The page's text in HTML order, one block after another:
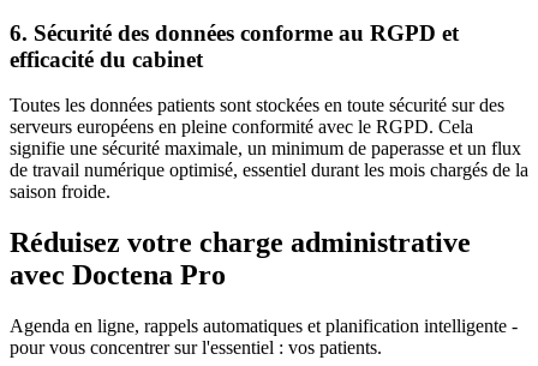
6. Sécurité des données conforme au RGPD et
efficacité du cabinet
Toutes les données patients sont stockées en toute sécurité sur des
serveurs européens en pleine conformité avec le RGPD. Cela
signifie une sécurité maximale, un minimum de paperasse et un flux
de travail numérique optimisé, essentiel durant les mois chargés de la
saison froide.
Réduisez votre charge administrative
avec Doctena Pro
Agenda en ligne, rappels automatiques et planification intelligente -
pour vous concentrer sur l'essentiel : vos patients.